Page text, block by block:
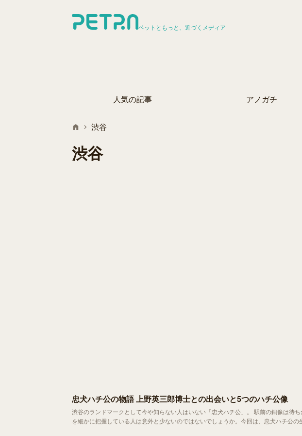
ペットともっと、近づくメディア
人気の記事 アノガチ
渋谷
渋谷
忠犬ハチ公の物語 上野英三郎博士との出会いと5つのハチ公像
渋谷のランドマークとして今や知らない人はいない「忠犬ハチ公」。 駅前の銅像は待ち合わせ場所としておなじみですが、そのエピソード
を細かに把握している人は意外と少ないのではないでしょうか。今回は、忠犬ハチ公の